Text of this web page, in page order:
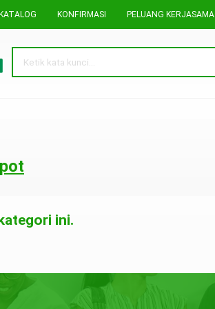
KATALOG KONFIRMASI PELUANG KERJASAMA
ini.